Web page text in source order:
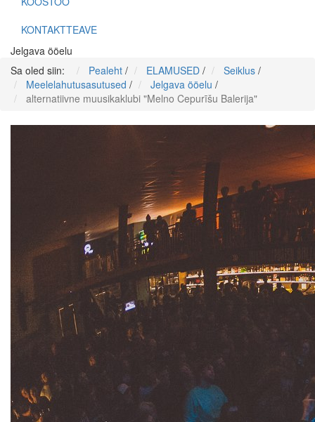
KONTAKTTEAVE
Jelgava ööelu
Sa oled siin:
Pealeht / ELAMUSED / Seiklus /
Meelelahutusasutused / Jelgava ööelu /
alternatiivne muusikaklubi "Melno Cepurīšu Balerija"